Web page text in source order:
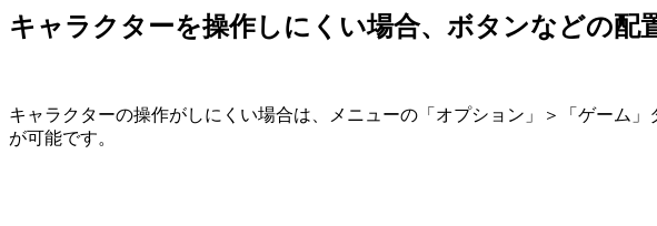
キャラクターを操作しにくい場合、ボタンなどの配
キャラクターの操作がしにくい場合は、メニューの「オプション」＞「ゲーム
が可能です。